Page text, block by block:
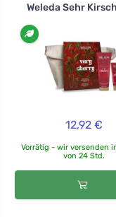
Weleda Sehr
12,92 €
Vorrätig - wir versenden
von 24 Std.